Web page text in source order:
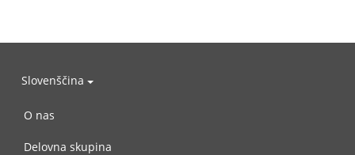
Slovenščina
O nas
Delovna skupina